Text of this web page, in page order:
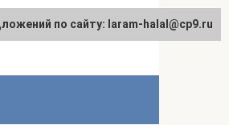
по сайту: laram-halal@cp9.ru